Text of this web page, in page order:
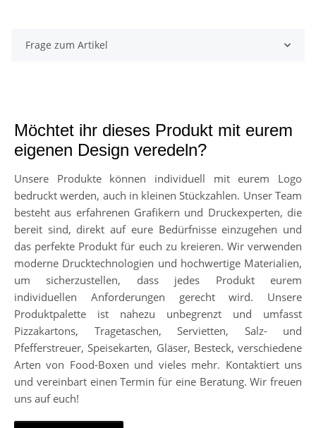
Frage zum Artikel
Möchtet ihr dieses Produkt mit eurem
eigenen Design veredeln?
Unsere Produkte können individuell mit eurem Logo
bedruckt werden, auch in kleinen Stückzahlen. Unser Team
besteht aus erfahrenen Grafikern und Druckexperten, die
bereit sind, direkt auf eure Bedürfnisse einzugehen und
das perfekte Produkt für euch zu kreieren. Wir verwenden
moderne Drucktechnologien und hochwertige Materialien,
um sicherzustellen, dass jedes Produkt eurem
individuellen Anforderungen gerecht wird. Unsere
Produktpalette ist nahezu unbegrenzt und umfasst
Pizzakartons, Tragetaschen, Servietten, Salz- und
Pfefferstreuer, Speisekarten, Gläser, Besteck, verschiedene
Arten von Food-Boxen und vieles mehr. Kontaktiert uns
und vereinbart einen Termin für eine Beratung. Wir freuen
uns auf euch!